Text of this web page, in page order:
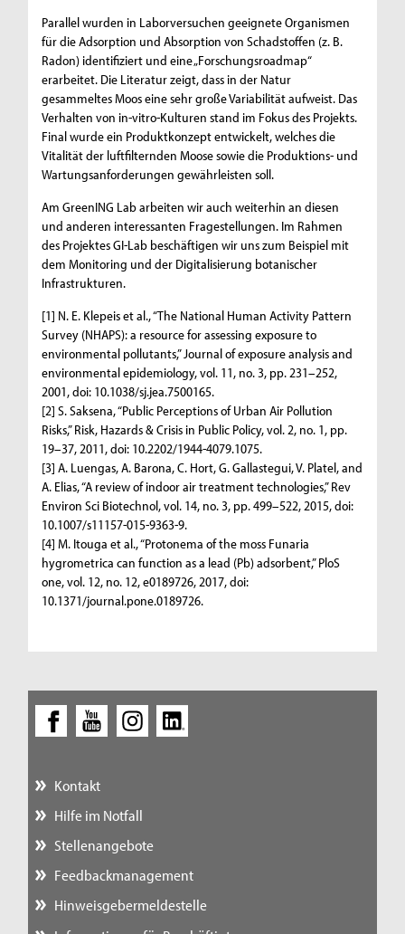
Parallel wurden in Laborversuchen geeignete Organismen
für die Adsorption und Absorption von Schadstoffen (z. B.
Radon) identifiziert und eine „Forschungsroadmap“
erarbeitet. Die Literatur zeigt, dass in der Natur
gesammeltes Moos eine sehr große Variabilität aufweist. Das
Verhalten von in-vitro-Kulturen stand im Fokus des Projekts.
Final wurde ein Produktkonzept entwickelt, welches die
Vitalität der luftfilternden Moose sowie die Produktions- und
Wartungsanforderungen gewährleisten soll.
Am GreenING Lab arbeiten wir auch weiterhin an diesen
und anderen interessanten Fragestellungen. Im Rahmen
des Projektes GI-Lab beschäftigen wir uns zum Beispiel mit
dem Monitoring und der Digitalisierung botanischer
Infrastrukturen.
[1] N. E. Klepeis et al., “The National Human Activity Pattern
Survey (NHAPS): a resource for assessing exposure to
environmental pollutants,” Journal of exposure analysis and
environmental epidemiology, vol. 11, no. 3, pp. 231–252,
2001, doi: 10.1038/sj.jea.7500165.
[2] S. Saksena, “Public Perceptions of Urban Air Pollution
Risks,” Risk, Hazards & Crisis in Public Policy, vol. 2, no. 1, pp.
19–37, 2011, doi: 10.2202/1944-4079.1075.
[3] A. Luengas, A. Barona, C. Hort, G. Gallastegui, V. Platel, and
A. Elias, “A review of indoor air treatment technologies,” Rev
Environ Sci Biotechnol, vol. 14, no. 3, pp. 499–522, 2015, doi:
10.1007/s11157-015-9363-9.
[4] M. Itouga et al., “Protonema of the moss Funaria
hygrometrica can function as a lead (Pb) adsorbent,” PloS
one, vol. 12, no. 12, e0189726, 2017, doi:
10.1371/journal.pone.0189726.
Kontakt
Hilfe im Notfall
Stellenangebote
Feedbackmanagement
Hinweisgebermeldestelle